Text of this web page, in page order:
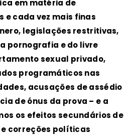
em matéria de
e cada vez mais finas
legislações restritivas,
pornografia e do livre
sexual privado,
programáticos nas
acusações de assédio
de ónus da prova – e a
os efeitos secundários de
correções políticas